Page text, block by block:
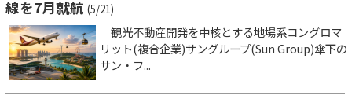
線を7月就航 (5/21)
観光不動産開発を中核とする地場系コングロマ
リット(複合企業)サングループ(Sun Group)傘下の
サン・フ...